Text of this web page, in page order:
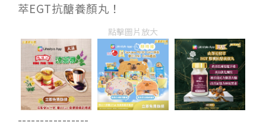
萃EGT抗醣養顏丸！
點擊圖片放大
----------------